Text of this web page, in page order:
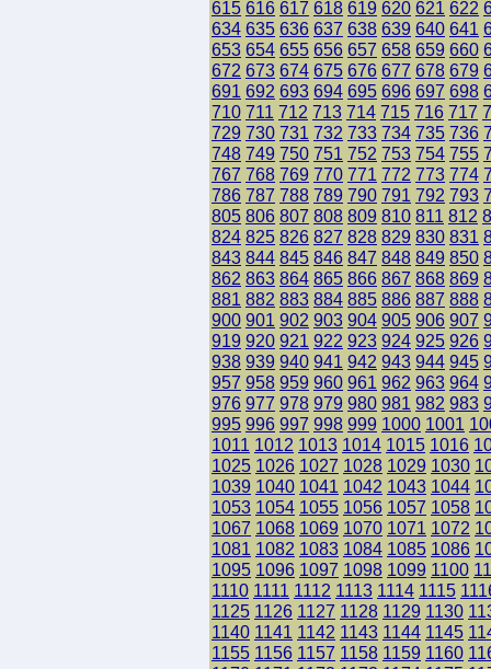
615 616 617 618 619 620 621 622
634 635 636 637 638 639 640 641
653 654 655 656 657 658 659 660
672 673 674 675 676 677 678 679
691 692 693 694 695 696 697 698
710 711 712 713 714 715 716 717
729 730 731 732 733 734 735 736
748 749 750 751 752 753 754 755
767 768 769 770 771 772 773 774
786 787 788 789 790 791 792 793
805 806 807 808 809 810 811 812
824 825 826 827 828 829 830 831
843 844 845 846 847 848 849 850
862 863 864 865 866 867 868 869
881 882 883 884 885 886 887 888
900 901 902 903 904 905 906 907
919 920 921 922 923 924 925 926
938 939 940 941 942 943 944 945
957 958 959 960 961 962 963 964
976 977 978 979 980 981 982 983
995 996 997 998 999 1000 1001
1011 1012 1013 1014 1015 1016
1025 1026 1027 1028 1029 1030
1039 1040 1041 1042 1043 1044
1053 1054 1055 1056 1057 1058
1067 1068 1069 1070 1071 1072
1081 1082 1083 1084 1085 1086
1095 1096 1097 1098 1099 1100
1110 1111 1112 1113 1114 1115
1125 1126 1127 1128 1129 1130
1140 1141 1142 1143 1144 1145
1155 1156 1157 1158 1159 1160